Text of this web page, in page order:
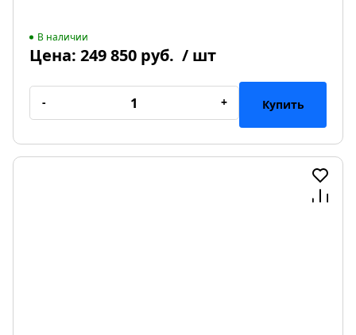
В наличии
Цена: 249 850 руб. / шт
- + Купить